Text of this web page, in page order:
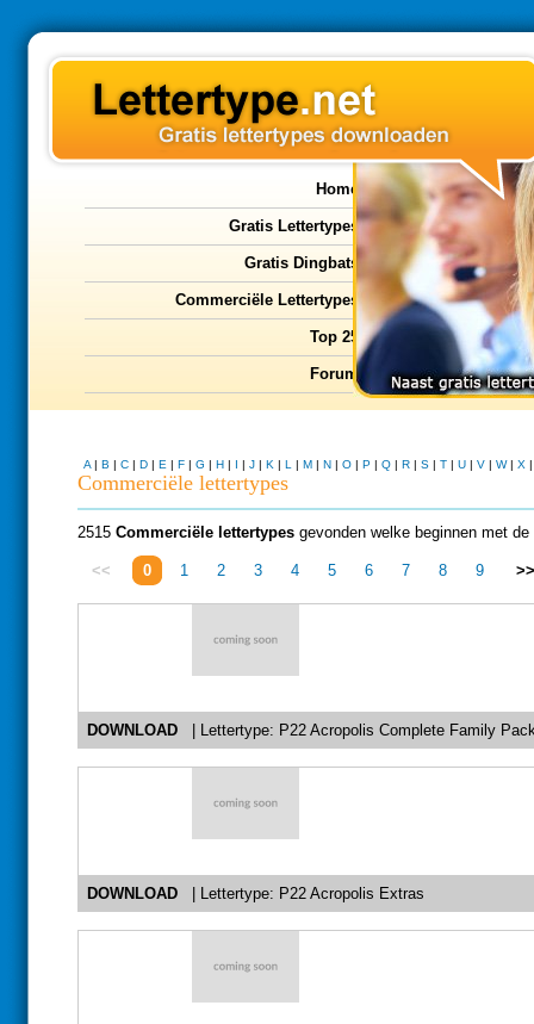
Home
Gratis Lettertypes
Gratis Dingbats
Commerciële Lettertypes
Top 25
Forum
A | B | C | D | E | F | G | H | I | J | K | L | M | N | O | P | Q | R | S | T | U | V | W| X
Commerciële lettertypes
2515 Commerciële lettertypes gevonden welke beginnen met de
<< 0 1 2 3 4 5 6 7 8 9 >>
DOWNLOAD | Lettertype: P22 Acropolis Complete Family
DOWNLOAD | Lettertype: P22 Acropolis Extras